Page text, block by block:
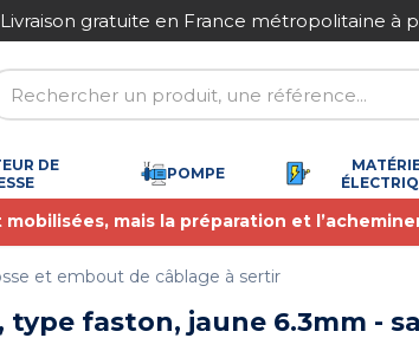
Paiement sécurisé
DE
POMPE
mais la préparation et
et embout de câblage à sertir
faston, jaune 6.3mm -